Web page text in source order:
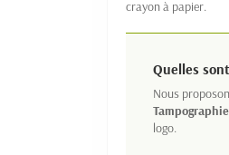
crayon à papier.
Quelles
Nous
Tampographie
logo.